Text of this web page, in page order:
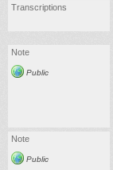
Transcriptions
Note
Public
Note
Public